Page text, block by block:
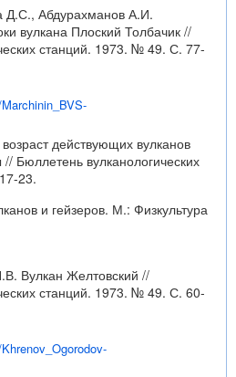
Д.С., Абдурахманов А.И.
вулкана Плоский Толбачик //
станций. 1973. № 49. С. 77-
действующих вулканов
Бюллетень вулканологических
23.
и гейзеров. М.: Физкультура
Вулкан Желтовский //
станций. 1973. № 49. С. 60-